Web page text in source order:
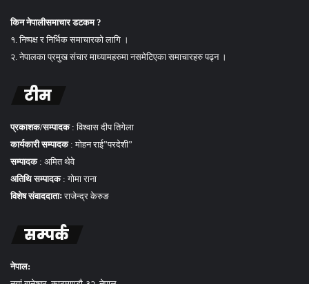
किन नेपालीसमाचार डटकम ?
१. निष्पक्ष र निर्भिक समाचारको लागि ।
२. नेपालका प्रमुख संचार माध्यामहरुमा नसमेटिएका समाचारहरु पढ्न ।
टीम
प्रकाशक/सम्पादक : विश्वास दीप तिगेला
कार्यकारी सम्पादक: मोहन राई”परदेशी”
सम्पादक: अमित थेवे
अतिथि सम्पादक: गोमा राना
विशेष संवाददाताःराजेन्द्र केरुङ
सम्पर्क
नेपाल: